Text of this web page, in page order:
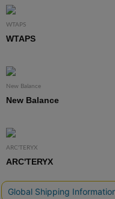
WTAPS
WTAPS
New Balance
New Balance
ARC'TERYX
ARC'TERYX